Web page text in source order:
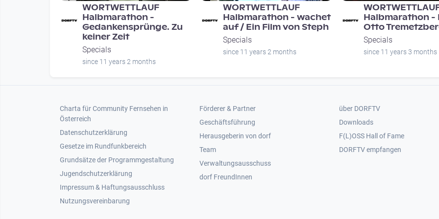
WORTWETTLAUF
Halbmarathon -
Gedankensprünge. Zu
keiner Zeit
Specials
since 11 years 2 months
WORTWETTLAUF
Halbmarathon - wachet
auf / Ein Film von Steph
Specials
since 11 years 2 months
Halbmarathon -
Otto
Specials
since 11 years 3 months
Footer 1
Charta für Community Fernsehen in
Österreich
Datenschutzerklärung
Gesetze im Rundfunkbereich
Grundsätze der Programmgestaltung
Jugendschutzerklärung
Impressum & Haftungsausschluss
Nutzungsvereinbarung
Footer 2
Förderer & Partner
Geschäftsführung
Herausgeberin von dorf
Team
Verwaltungsausschuss
dorf FreundInnen
Footer 3
über DORFTV
Downloads
F(L)OSS Hall of Fame
Footer 4
DORFTV empfangen